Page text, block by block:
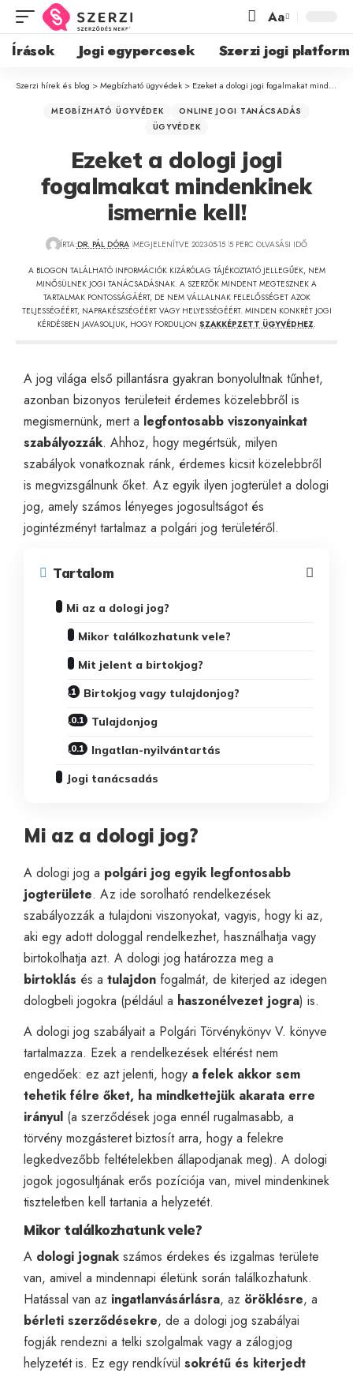
Aa
Írások Jogi egypercesek Szerzi jogi platform
Szerzi hírek és blog >Megbízható ügyvédek > Ezeket a dologi jogi fogalmakat mindenkinek ismernie kell!
MEGBÍZHATÓ ÜGYVÉDEK
ONLINE JOGI TANÁCSADÁS
ÜGYVÉDEK
Ezeket a dologi jogi
fogalmakat mindenkinek
ismernie kell!
ÍRTA:DR. PÁL DÓRA MEGJELENÍTVE 2023-05-15 5 PERC OLVASÁSI IDŐ
A BLOGON TALÁLHATÓ INFORMÁCIÓK KIZÁRÓLAG TÁJÉKOZTATÓ JELLEGŰEK, NEM
MINŐSÜLNEK JOGI TANÁCSADÁSNAK. A SZERZŐK MINDENT MEGTESZNEK A
TARTALMAK PONTOSSÁGÁÉRT, DE NEM VÁLLALNAK FELELŐSSÉGET AZOK
TELJESSÉGÉÉRT, NAPRAKÉSZSÉGÉÉRT VAGY HELYESSÉGÉÉRT. MINDEN KONKRÉT JOGI
KÉRDÉSBEN JAVASOLJUK, HOGY FORDULJON SZAKKÉPZETT ÜGYVÉDHEZ.
A jog világa első pillantásra gyakran bonyolultnak tűnhet,
azonban bizonyos területeit érdemes közelebbről is
megismernünk, mert a legfontosabb viszonyainkat
szabályozzák. Ahhoz, hogy megértsük, milyen
szabályok vonatkoznak ránk, érdemes kicsit közelebbről
is megvizsgálnunk őket. Az egyik ilyen jogterület a dologi
jog, amely számos lényeges jogosultságot és
jogintézményt tartalmaz a polgári jog területéről.
Tartalom
Mi az a dologi jog?
Mikor találkozhatunk vele?
Mit jelent a birtokjog?
Birtokjog vagy tulajdonjog?
Tulajdonjog
Ingatlan-nyilvántartás
Jogi tanácsadás
Mi az a dologi jog?
A dologi jog a polgári jog egyik legfontosabb
jogterülete. Az ide sorolható rendelkezések
szabályozzák a tulajdoni viszonyokat, vagyis, hogy ki az,
aki egy adott dologgal rendelkezhet, használhatja vagy
birtokolhatja azt. A dologi jog határozza meg a
birtoklás és a tulajdon fogalmát, de kiterjed az idegen
dologbeli jogokra (például a haszonélvezet jogra) is.
A dologi jog szabályait a Polgári Törvénykönyv V. könyve
tartalmazza. Ezek a rendelkezések eltérést nem
engedőek: ez azt jelenti, hogy a felek akkor sem
tehetik félre őket, ha mindkettejük akarata erre
irányul (a szerződések joga ennél rugalmasabb, a
törvény mozgásteret biztosít arra, hogy a felekre
legkedvezőbb feltételekben állapodjanak meg). A dologi
jogok jogosultjának erős pozíciója van, mivel mindenkinek
tiszteletben kell tartania a helyzetét.
Mikor találkozhatunk vele?
A dologi jognak számos érdekes és izgalmas területe
van, amivel a mindennapi életünk során találkozhatunk.
Hatással van az ingatlanvásárlásra, az öröklésre, a
bérleti szerződésekre, de a dologi jog szabályai
fogják rendezni a telki szolgalmak vagy a zálogjog
helyzetét is. Ez egy rendkívül sokrétű és kiterjedt